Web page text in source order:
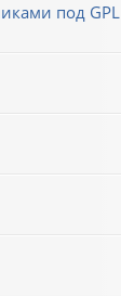
под GPL